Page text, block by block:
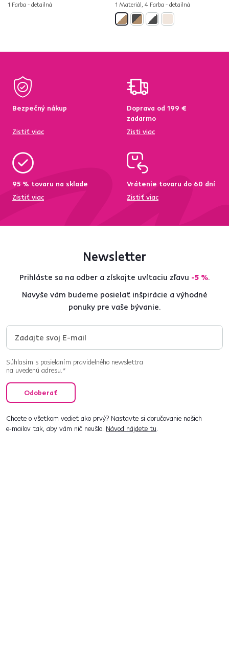
1 Farba - detailná 1 Materiál, 4 Farba - detailná
Bezpečný nákup
Zistiť viac
Doprava od 199 €
zadarmo
Zisti viac
95 % tovaru na sklade
Zistiť viac
Vrátenie tovaru do 60 dní
Zistiť viac
Newsletter
Prihláste sa na odber a získajte uvítaciu zľavu -5 %.
Navyše vám budeme posielať inšpirácie a výhodné
ponuky pre vaše bývanie.
Súhlasím s posielaním pravidelného newslettra
na uvedenú adresu.*
Odoberať
Chcete o všetkom vedieť ako prvý? Nastavte si doručovanie našich
e‑mailov tak, aby vám nič neušlo. Návod nájdete tu.